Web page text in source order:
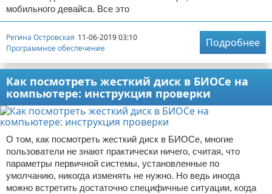
мобильного девайса. Все это
Регина Островская 11-06-2019 03:10
Программное обеспечение
Подробнее
Как посмотреть жесткий диск в БИОСе на
компьютере: инструкция проверки
О том, как посмотреть жесткий диск в БИОСе, многие
пользователи не знают практически ничего, считая, что
параметры первичной системы, установленные по
умолчанию, никогда изменять не нужно. Но ведь иногда
можно встретить достаточно специфичные ситуации, когда